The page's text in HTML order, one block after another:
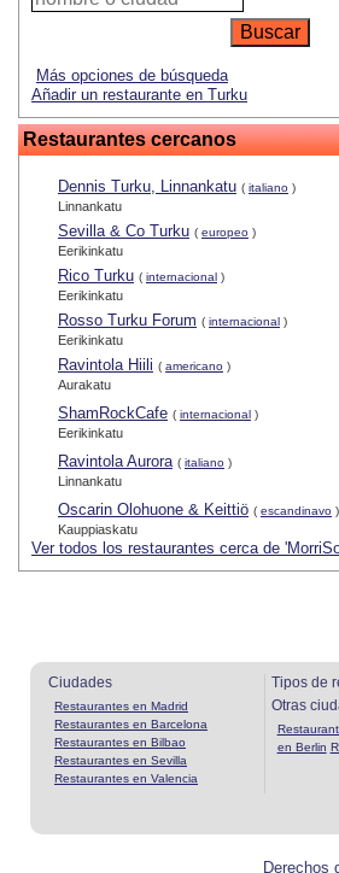
Más opciones de búsqueda
Añadir un restaurante en Turku
Restaurantes cercanos
Dennis Turku, Linnankatu ( italiano )
Linnankatu
Sevilla & Co Turku ( europeo )
Eerikinkatu
Rico Turku ( internacional )
Eerikinkatu
Rosso Turku Forum ( internacional )
Eerikinkatu
Ravintola Hiili ( americano )
Aurakatu
ShamRockCafe ( internacional )
Eerikinkatu
Ravintola Aurora ( italiano )
Linnankatu
Oscarin Olohuone & Keittiö ( escandinavo )
Kauppiaskatu
Ver todos los restaurantes cerca de
Ciudades
Restaurantes en Madrid
Restaurantes en Barcelona
Restaurantes en Bilbao
Restaurantes en Sevilla
Restaurantes en Valencia
Tipos de
Otras
en Berlin
Derechos